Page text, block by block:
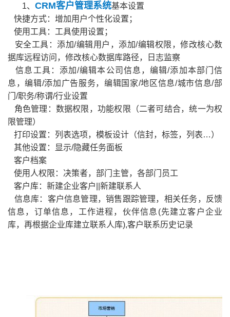
1、 CRM客户管理系统基本设置
快捷方式：增加用户个性化设置；
使用工具：工具使用设置；
安全工具：添加/编辑用户，添加/编辑权限，修改核心数
据库远程访问，修改核心数据库路径，日志监察
信息工具：添加/编辑本公司信息，编辑/添加本部门信
息，编辑/添加广告服务，编辑国家/地区信息/城市信息/部
门/职务/称谓/行业设置
角色管理：数据权限，功能权限（二者可结合，统一为权
限管理）
打印设置：列表选项，模板设计（信封，标签，列表…）
其他设置：显示/隐藏任务面板
客户档案
使用人权限：决策者，部门主管，各部门员工
客户库：新建企业客户||新建联系人
信息库：客户信息管理，销售跟踪管理，相关任务，反馈
信息，订单信息，工作进程，伙伴信息(先建立客户企业
库，再根据企业库建立联系人库),客户联系历史记录